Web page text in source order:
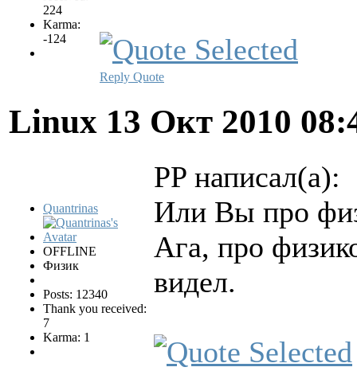
224
Karma:
-124
Reply Quote
Linux 13 Окт 2010
Quantrinas
OFFLINE
Физик
Posts: 12340
Thank you received:
7
Karma: 1
PP написал(а):
Или Вы про
Ага, про
видел.